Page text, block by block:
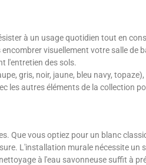
à un usage quotidien tout en
visuellement votre salle de
l'entretien des sols.
gris, noir, jaune, bleu navy,
les autres éléments de la collection
Que vous optiez pour un blanc
L'installation murale nécessite
à l'eau savonneuse suffit à